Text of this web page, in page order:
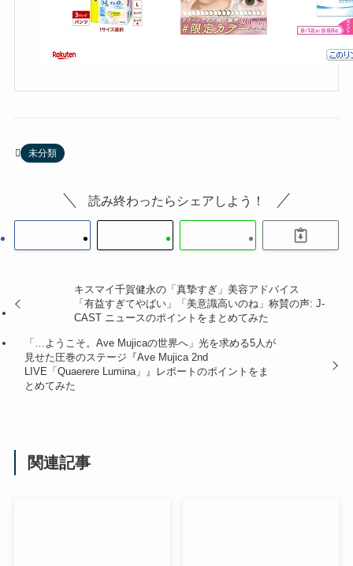
未分類
読み終わったらシェアしよう！
キスマイ千賀健永の「真摯すぎ」美容アドバイス
「有益すぎてやばい」「美意識高いのね」称賛の声: J-
CAST ニュースのポイントをまとめてみた
「…ようこそ。Ave Mujicaの世界へ」光を求める5人が
見せた圧巻のステージ『Ave Mujica 2nd
LIVE「Quaerere Lumina」』レポートのポイントをま
とめてみた
関連記事